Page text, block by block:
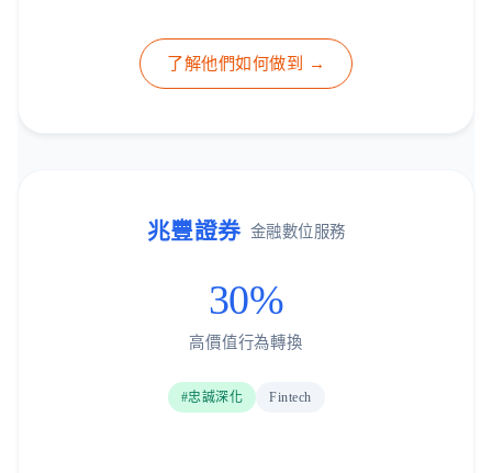
了解他們如何做到 →
兆豐證券 金融數位服務
30%
高價值行為轉換
#忠誠深化 Fintech